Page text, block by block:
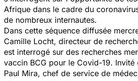
Afrique dans le cadre du
de nombreux internautes.
Dans cette séquence diffusée
Camille Locht, directeur de
est interrogé sur des recherches
vaccin BCG pour le Covid-19. Invité
Paul Mira, chef de service de